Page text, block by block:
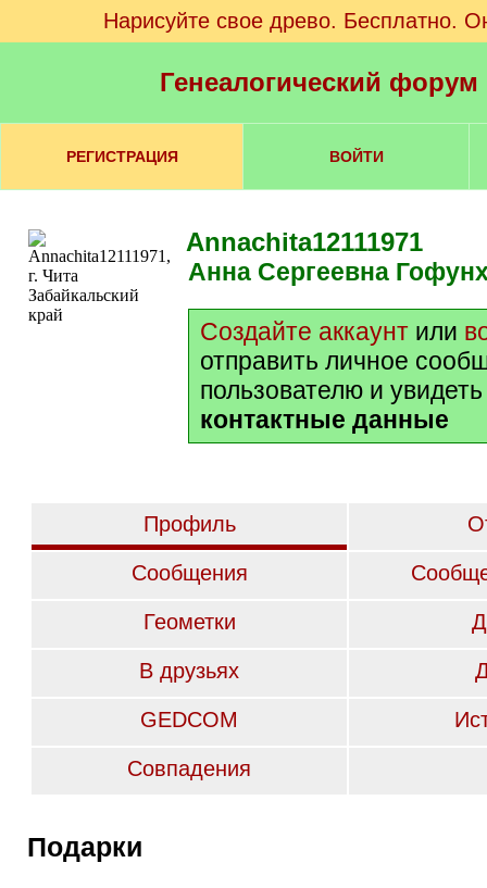
Нарисуйте свое древо. Бесплатно.
Генеалогический
РЕГИСТРАЦИЯ ВОЙТИ
Annachita12111971
Анна Сергеевна
Создайте аккаунт или
отправить личное
пользователю и
контактные данные
Профиль
Сообщения
Геометки
В друзьях
GEDCOM
Совпадения
Подарки